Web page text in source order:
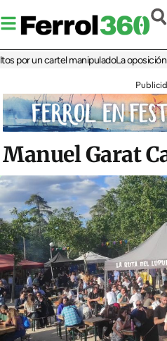
un cartel manipuladoLa oposición carga
Manuel Garat